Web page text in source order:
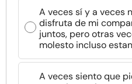
A veces sí y a veces
disfruta de mi
juntos, pero otras
molesto incluso
A veces siento que